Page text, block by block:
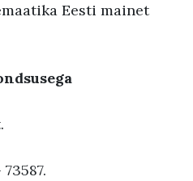
Eesti mainet